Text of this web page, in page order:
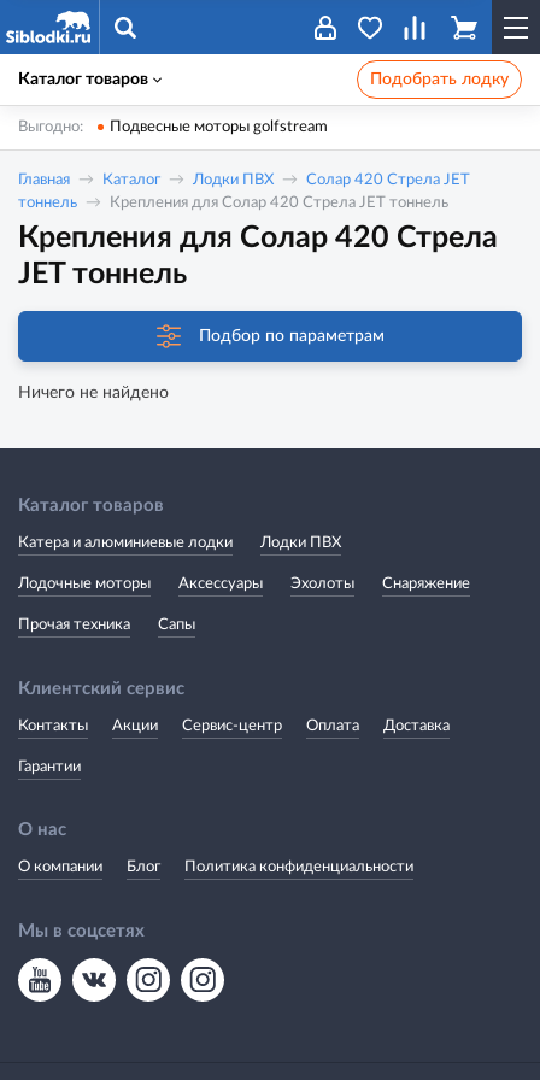
Каталог товаров Подобрать лодку
Выгодно: Подвесные моторы golfstream
Главная Каталог Лодки ПВХ
Солар 420 Стрела JET
тоннель
Крепления для Солар 420 Стрела JET тоннель
Крепления для Солар 420 Стрела
JET тоннель
Подбор по параметрам
Ничего не найдено
Каталог товаров
Катера и алюминиевые лодки Лодки ПВХ
Лодочные моторы Аксессуары Эхолоты Снаряжение
Прочая техника Сапы
Клиентский сервис
Контакты Акции Сервис-центр Оплата Доставка
Гарантии
О нас
О компании Блог Политика конфиденциальности
Мы в соцсетях